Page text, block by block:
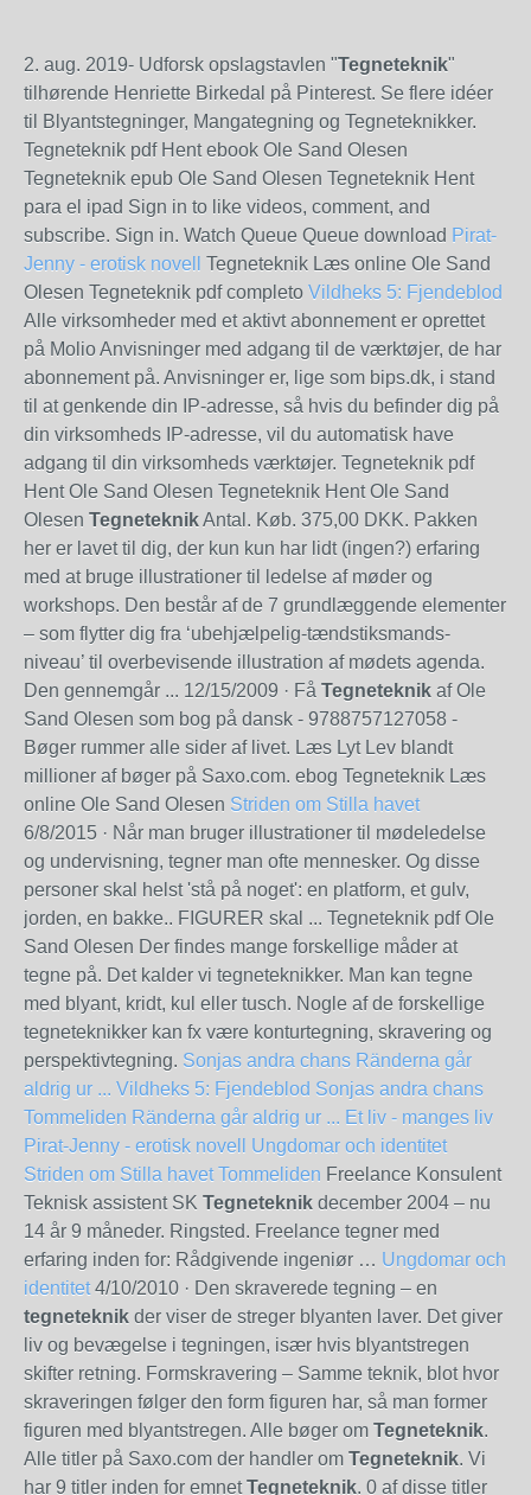
2. aug. 2019- Udforsk opslagstavlen "Tegneteknik"
tilhørende Henriette Birkedal på Pinterest. Se flere idéer
til Blyantstegninger, Mangategning og Tegneteknikker.
Tegneteknik pdf Hent ebook Ole Sand Olesen
Tegneteknik epub Ole Sand Olesen Tegneteknik Hent
para el ipad Sign in to like videos, comment, and
subscribe. Sign in. Watch Queue Queue download Pirat-
Jenny - erotisk novell
Tegneteknik Læs online Ole Sand
Olesen Tegneteknik pdf completo Vildheks 5: Fjendeblod
Alle virksomheder med et aktivt abonnement er oprettet
på Molio Anvisninger med adgang til de værktøjer, de har
abonnement på. Anvisninger er, lige som bips.dk, i stand
til at genkende din IP-adresse, så hvis du befinder dig på
din virksomheds IP-adresse, vil du automatisk have
adgang til din virksomheds værktøjer. Tegneteknik pdf
Hent Ole Sand Olesen Tegneteknik Hent Ole Sand
Olesen TegneteknikAntal. Køb. 375,00 DKK. Pakken
her er lavet til dig, der kun kun har lidt (ingen?) erfaring
med at bruge illustrationer til ledelse af møder og
workshops. Den består af de 7 grundlæggende elementer
– som flytter dig fra ‘ubehjælpelig-tændstiksmands-
niveau’ til overbevisende illustration af mødets agenda.
Den gennemgår ... 12/15/2009 · Få Tegneteknik af Ole
Sand Olesen som bog på dansk - 9788757127058 -
Bøger rummer alle sider af livet. Læs Lyt Lev blandt
millioner af bøger på Saxo.com. ebog Tegneteknik Læs
online Ole Sand Olesen Striden om Stilla havet
6/8/2015 · Når man bruger illustrationer til mødeledelse
og undervisning, tegner man ofte mennesker. Og disse
personer skal helst 'stå på noget': en platform, et gulv,
jorden, en bakke.. FIGURER skal ... Tegneteknik pdf Ole
Sand Olesen Der findes mange forskellige måder at
tegne på. Det kalder vi tegneteknikker. Man kan tegne
med blyant, kridt, kul eller tusch. Nogle af de forskellige
tegneteknikker kan fx være konturtegning, skravering og
perspektivtegning. Sonjas andra chans Ränderna går
aldrig ur ... Vildheks 5: Fjendeblod Sonjas andra chans
Tommeliden Ränderna går aldrig ur ... Et liv - manges liv
Pirat-Jenny - erotisk novell
Ungdomar och identitet
Striden om Stilla havet Tommeliden Freelance Konsulent
Teknisk assistent SK Tegneteknik december 2004 – nu
14 år 9 måneder. Ringsted. Freelance tegner med
erfaring inden for: Rådgivende ingeniør … Ungdomar och
identitet 4/10/2010 · Den skraverede tegning – en
tegneteknik der viser de streger blyanten laver. Det giver
liv og bevægelse i tegningen, især hvis blyantstregen
skifter retning. Formskravering – Samme teknik, blot hvor
skraveringen følger den form figuren har, så man former
figuren med blyantstregen. Alle bøger om Tegneteknik.
Alle titler på Saxo.com der handler om Tegneteknik. Vi
har 9 titler inden for emnetTegneteknik. 0 af disse titler